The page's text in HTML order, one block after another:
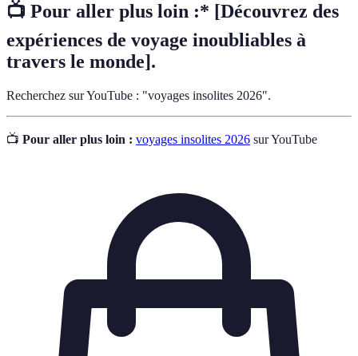
📺 Pour aller plus loin :* [Découvrez des
expériences de voyage inoubliables à
travers le monde].
Recherchez sur YouTube : "voyages insolites 2026".
📺 Pour aller plus loin : voyages insolites 2026 sur YouTube